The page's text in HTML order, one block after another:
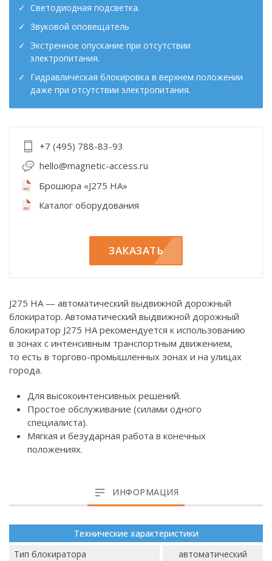
Светодиодная подсветка.
Звуковой оповещатель
Экстренное опускание при отсутствии
электропитания.
Гидравлическая блокировка в верхнем положении
даже при отсутствии электропитания.
+7 (495) 788-83-93
hello@magnetic-access.ru
Брошюра «J275 HA»
Каталог оборудования
ЗАКАЗАТЬ
J275 HA — автоматический выдвижной дорожный
блокиратор. Автоматический выдвижной дорожный
блокиратор J275 HA рекомендуется к использованию
в зонах с интенсивным транспортным движением,
то есть в торгово-промышленных зонах и на улицах
города.
Для высокоинтенсивных решений.
Простое обслуживание (силами одного
специалиста).
Мягкая и безударная работа в конечных
положениях.
ИНФОРМАЦИЯ
Технические характеристики
Тип блокиратора
автоматический